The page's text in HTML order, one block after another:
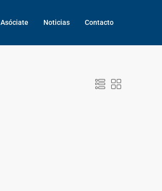
Asóciate Noticias Contacto